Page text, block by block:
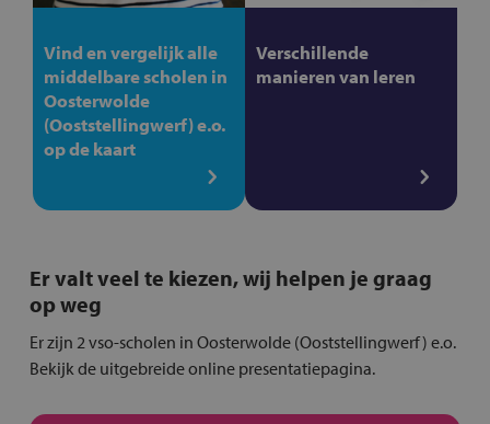
Vind en vergelijk alle
middelbare scholen in
Oosterwolde
(Ooststellingwerf) e.o.
op de kaart
Verschillende
manieren van leren
Er valt veel te kiezen, wij helpen je graag
op weg
Er zijn 2 vso-scholen in Oosterwolde (Ooststellingwerf) e.o.
Bekijk de uitgebreide online presentatiepagina.